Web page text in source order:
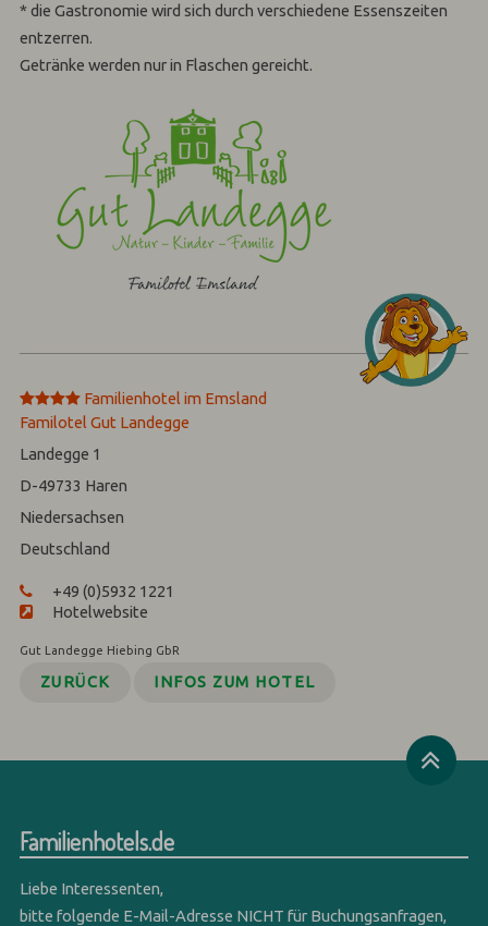
* die Gastronomie wird sich durch verschiedene Essenszeiten
entzerren.
Getränke werden nur in Flaschen gereicht.
****
Familienhotel im Emsland‎
Familotel Gut Landegge
Landegge 1
D-49733 Haren
Niedersachsen
Deutschland
+49 (0)5932 1221
Hotelwebsite
Gut Landegge Hiebing GbR
ZURÜCK INFOS ZUM HOTEL
Familienhotels.de
Liebe Interessenten,
bitte folgende E-Mail-Adresse NICHT für Buchungsanfragen,